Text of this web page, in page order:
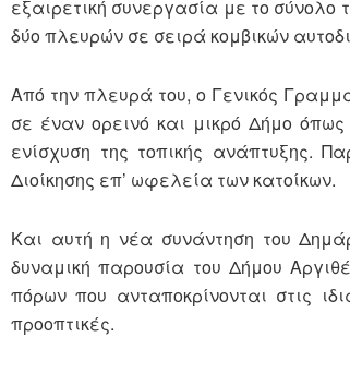
εξαιρετική συνεργασία με το σύνολο
δύο πλευρών σε σειρά κομβικών
Από την πλευρά του, ο Γενικός
σε έναν ορεινό και μικρό Δήμο
ενίσχυση της τοπικής ανάπτυξης.
Διοίκησης επ’ ωφελεία των κατοίκων.
Και αυτή η νέα συνάντηση του
δυναμική παρουσία του Δήμου
πόρων που ανταποκρίνονται στις
προοπτικές.